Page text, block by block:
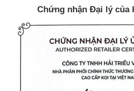
Chứng nhận Đại lý của